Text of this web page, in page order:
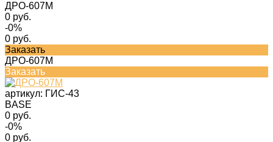
ДРО-607М
0 руб.
-0%
0 руб.
Заказать
ДРО-607М
Заказать
артикул: ГИС-43
BASE
0 руб.
-0%
0 руб.